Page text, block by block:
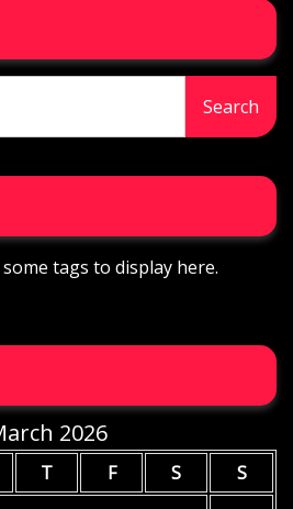
tags to display here.
2026
T F S
S